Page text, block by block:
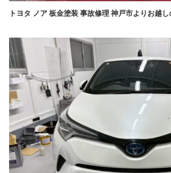
トヨタ ノア 板金塗装 事故修理 神戸市よりお越